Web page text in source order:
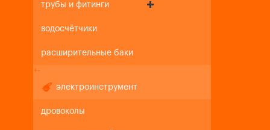
трубы и фитинги
водосчётчики
расширительные баки
+-
электроинструмент
дровоколы